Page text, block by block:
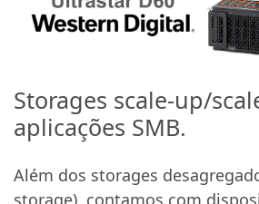
Storages scale-up/
aplicações SMB.
Além dos storages